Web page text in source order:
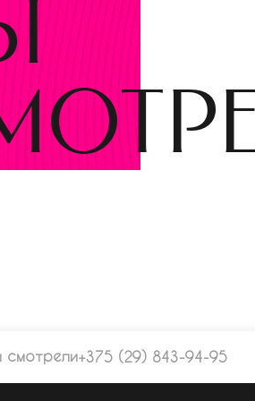
смотрели+375 (29) 843-94-95